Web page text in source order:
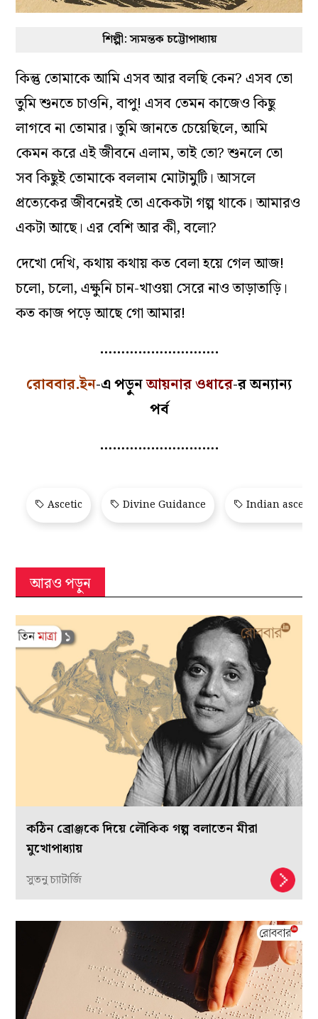
শিল্পী: স্যমন্তক চট্টোপাধ্যায়
কিন্তু তোমাকে আমি এসব আর বলছি কেন? এসব তো
তুমি শুনতে চাওনি, বাপু! এসব তেমন কাজেও কিছু
লাগবে না তোমার। তুমি জানতে চেয়েছিলে, আমি
কেমন করে এই জীবনে এলাম, তাই তো? শুনলে তো
সব কিছুই তোমাকে বললাম মোটামুটি। আসলে
প্রত্যেকের জীবনেরই তো একেকটা গল্প থাকে। আমারও
একটা আছে। এর বেশি আর কী, বলো?
দেখো দেখি, কথায় কথায় কত বেলা হয়ে গেল আজ!
চলো, চলো, এক্ষুনি চান-খাওয়া সেরে নাও তাড়াতাড়ি।
কত কাজ পড়ে আছে গো আমার!
……………………….
রোববার.ইন-এ পড়ুনআয়নার ওধারে-র অন্যান্য
পর্ব
……………………….
Ascetic Divine Guidance Indian ascetic
আরও পড়ুন
কঠিন ব্রোঞ্জকে দিয়ে লৌকিক গল্প বলাতেন মীরা
মুখোপাধ্যায়
সুতনু চ্যাটার্জি